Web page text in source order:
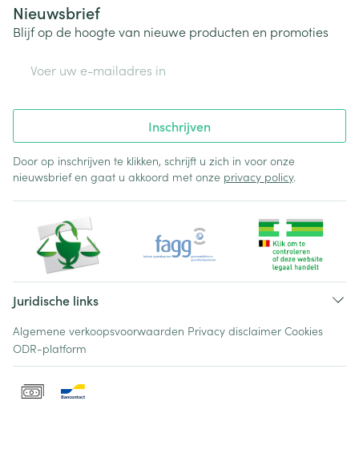
Nieuwsbrief
Blijf op de hoogte van nieuwe producten en promoties
Inschrijven
Door op inschrijven te klikken, schrijft u zich in voor onze
nieuwsbrief en gaat u akkoord met onze privacy policy.
Juridische links
Algemene verkoopsvoorwaarden Privacy disclaimer Cookies
ODR-platform